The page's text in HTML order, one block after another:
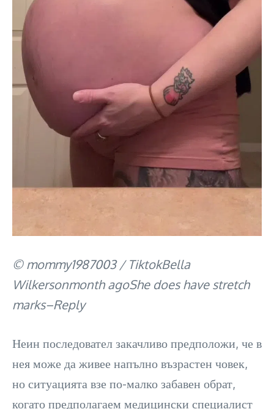
© mommy1987003 / TiktokBella
Wilkersonmonth agoShe does have stretch
marks–Reply
Неин последовател закачливо предположи, че в
нея може да живее напълно възрастен човек,
но ситуацията взе по-малко забавен обрат,
когато предполагаем медицински специалист